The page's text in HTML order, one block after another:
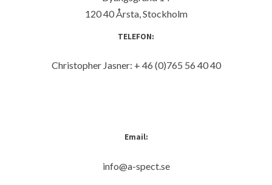
120 40 Årsta, Stockholm
TELEFON:
Christopher Jasner: + 46 (0)765 56 40 40
Email:
info@a-spect.se